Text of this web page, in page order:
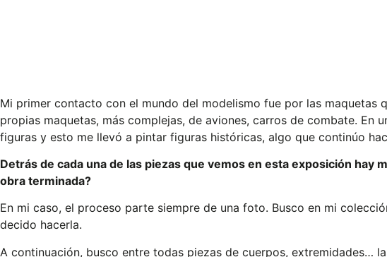
Mi primer contacto con el mundo del modelismo fue por las maquetas
propias maquetas, más complejas, de aviones, carros de combate.
figuras y esto me llevó a pintar figuras históricas, algo que continúo
Detrás de cada una de las piezas que vemos en esta exposición
obra terminada?
En mi caso, el proceso parte siempre de una foto. Busco en mi
decido hacerla.
A continuación, busco entre todas piezas de cuerpos, extremidades…